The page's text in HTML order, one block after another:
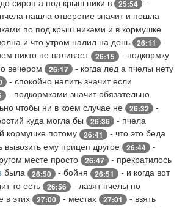
25:54
нашла отверстие значит и пошла
по под крыш никами и в кормушке
и что утром налил на день 26:11
-
никто не наливает 26:15
- подкормку
вечером
26:17
- когда лед а пчелы нету
- спокойно налить значит если
- подкормками значит обязательно
чтобы ни в коем случае не 26:32
-
куда могла бы
26:36
- пчела
кормушке потому
26:41 - что это беда
вывозить ему прицеп другое 26:44
-
месте просто
26:47
- прекратилось
была 26:50 - бойня 26:51
- и когда вот
то есть
26:56
- лазят пчелы по
в этих
27:00 - местах 27:01
- взять